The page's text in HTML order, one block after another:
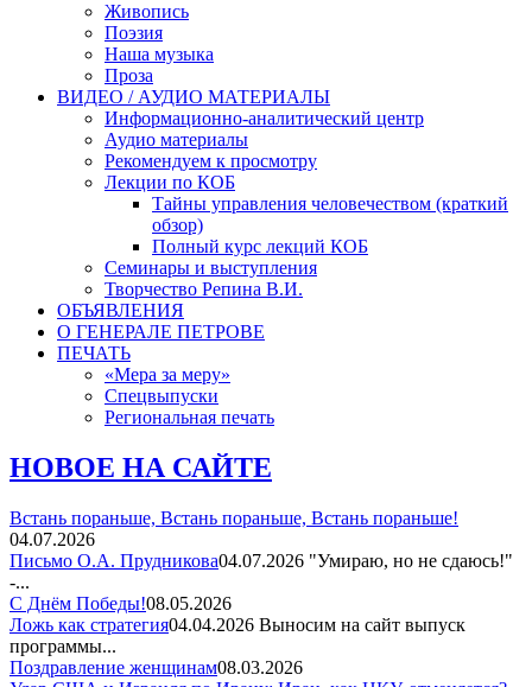
Живопись
Поэзия
Наша музыка
Проза
ВИДЕО / АУДИО МАТЕРИАЛЫ
Информационно-аналитический центр
Аудио материалы
Рекомендуем к просмотру
Лекции по КОБ
Тайны управления человечеством (краткий
обзор)
Полный курс лекций КОБ
Семинары и выступления
Творчество Репина В.И.
ОБЪЯВЛЕНИЯ
О ГЕНЕРАЛЕ ПЕТРОВЕ
ПЕЧАТЬ
«Мера за меру»
Спецвыпуски
Региональная печать
НОВОЕ НА САЙТЕ
Встань пораньше, Встань пораньше, Встань пораньше!
04.07.2026
Письмо О.А. Прудникова04.07.2026 "Умираю, но не сдаюсь!"
-...
С Днём Победы!08.05.2026
Ложь как стратегия04.04.2026 Выносим на сайт выпуск
программы...
Поздравление женщинам08.03.2026